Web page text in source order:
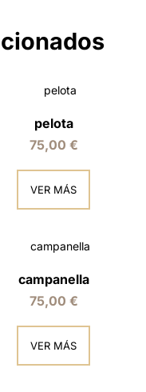
pelota
75,00 €
VER MÁS
campanella
75,00 €
VER MÁS